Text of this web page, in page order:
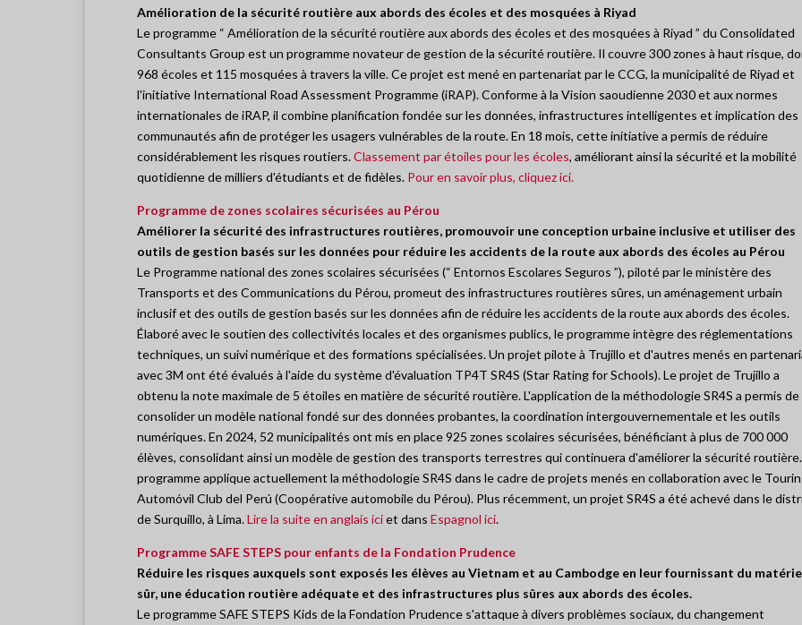
Amélioration de la sécurité routière aux abords des écoles et des mosquées à Riyad
Le programme “ Amélioration de la sécurité routière aux abords des écoles et des mosquées à Riyad ” du Consolidated
Consultants Group est un programme novateur de gestion de la sécurité routière. Il couvre 300 zones à haut risque,
968 écoles et 115 mosquées à travers la ville. Ce projet est mené en partenariat par le CCG, la municipalité de Riyad et
l'initiative International Road Assessment Programme (iRAP). Conforme à la Vision saoudienne 2030 et aux normes
internationales de iRAP, il combine planification fondée sur les données, infrastructures intelligentes et implication des
communautés afin de protéger les usagers vulnérables de la route. En 18 mois, cette initiative a permis de réduire
considérablement les risques routiers.Classement par étoiles pour les écoles, améliorant ainsi la sécurité et la mobilité
quotidienne de milliers d'étudiants et de fidèles. Pour en savoir plus, cliquez ici.
Programme de zones scolaires sécurisées au Pérou
Améliorer la sécurité des infrastructures routières, promouvoir une conception urbaine inclusive et utiliser des
outils de gestion basés sur les données pour réduire les accidents de la route aux abords des écoles au Pérou
Le Programme national des zones scolaires sécurisées (“ Entornos Escolares Seguros ”), piloté par le ministère des
Transports et des Communications du Pérou, promeut des infrastructures routières sûres, un aménagement urbain
inclusif et des outils de gestion basés sur les données afin de réduire les accidents de la route aux abords des écoles.
Élaboré avec le soutien des collectivités locales et des organismes publics, le programme intègre des réglementations
techniques, un suivi numérique et des formations spécialisées. Un projet pilote à Trujillo et d'autres menés en
avec 3M ont été évalués à l'aide du système d'évaluation TP4T SR4S (Star Rating for Schools). Le projet de Trujillo a
obtenu la note maximale de 5 étoiles en matière de sécurité routière. L'application de la méthodologie SR4S a permis de
consolider un modèle national fondé sur des données probantes, la coordination intergouvernementale et les outils
numériques. En 2024, 52 municipalités ont mis en place 925 zones scolaires sécurisées, bénéficiant à plus de 700 000
élèves, consolidant ainsi un modèle de gestion des transports terrestres qui continuera d'améliorer la sécurité
programme applique actuellement la méthodologie SR4S dans le cadre de projets menés en collaboration avec le
Automóvil Club del Perú (Coopérative automobile du Pérou). Plus récemment, un projet SR4S a été achevé dans le
de Surquillo, à Lima.Lire la suite en anglais iciet dans Espagnol ici.
Programme SAFE STEPS pour enfants de la Fondation Prudence
Réduire les risques auxquels sont exposés les élèves au Vietnam et au Cambodge en leur fournissant du
sûr, une éducation routière adéquate et des infrastructures plus sûres aux abords des écoles.
Le programme SAFE STEPS Kids de la Fondation Prudence s'attaque à divers problèmes sociaux, du changement